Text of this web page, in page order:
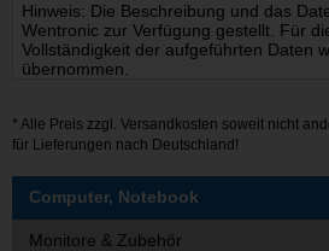
Hinweis: Die Beschreibung und das
Wentronic zur Verfügung gestellt. Für
Vollständigkeit der aufgeführten Daten
übernommen.
* Alle Preis zzgl. Versandkosten soweit nicht
für Lieferungen nach Deutschland!
Computer, Notebook
Monitore & Zubehör